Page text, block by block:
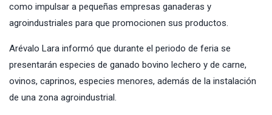
como impulsar a pequeñas empresas ganaderas y
agroindustriales para que promocionen sus productos.
Arévalo Lara informó que durante el periodo de feria se
presentarán especies de ganado bovino lechero y de carne,
ovinos, caprinos, especies menores, además de la instalación
de una zona agroindustrial.